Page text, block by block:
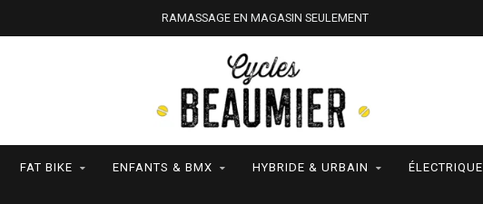
RAMASSAGE EN MAGASIN SEULEMENT
FAT BIKE ENFANTS & BMX HYBRIDE & URBAIN ÉLECTRIQUE